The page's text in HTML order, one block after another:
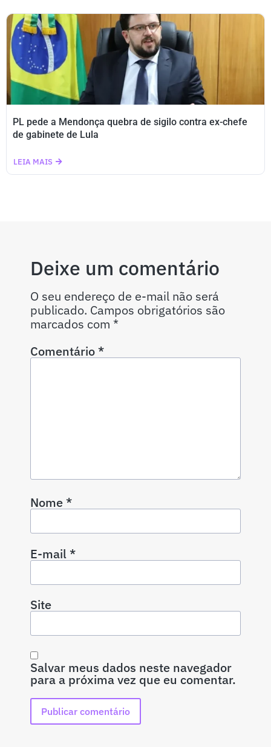
PL pede a Mendonça quebra de sigilo contra ex-chefe
de gabinete de Lula
LEIA MAIS
Deixe um comentário
O seu endereço de e-mail não será
publicado. Campos obrigatórios são
marcados com *
Comentário*
Nome*
E-mail*
Site
Salvar meus dados neste navegador
para a próxima vez que eu comentar.